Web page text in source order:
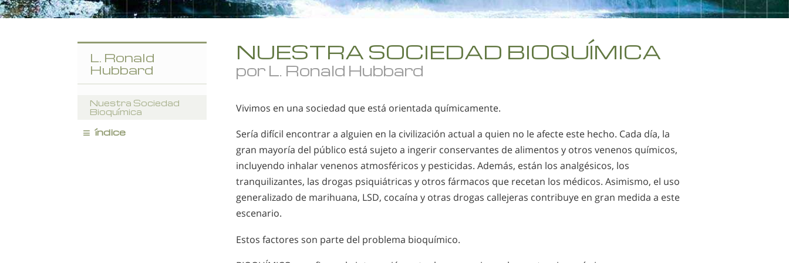
NUESTRA SOCIEDAD BIOQUÍMICA
por L. Ronald Hubbard
Vivimos en una sociedad que está orientada químicamente.
Sería difícil encontrar a alguien en la civilización actual a quien no le afecte este hecho. Cada día, la
gran mayoría del público está sujeto a ingerir conservantes de alimentos y otros venenos químicos,
incluyendo inhalar venenos atmosféricos y pesticidas. Además, están los analgésicos, los
tranquilizantes, las drogas psiquiátricas y otros fármacos que recetan los médicos. Asimismo, el uso
generalizado de marihuana, LSD, cocaína y otras drogas callejeras contribuye en gran medida a este
escenario.
Estos factores son parte del problema bioquímico.
L. Ronald
Hubbard
Nuestra Sociedad
Bioquímica
≡ índice